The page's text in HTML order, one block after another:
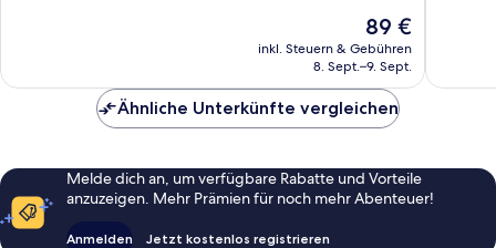
Der
Preis
beträgt
89 €
inkl. Steuern & Gebühren
8. Sept.–9. Sept.
Ähnliche Unterkünfte vergleichen
Melde dich an, um verfügbare Rabatte und Vorteile
anzuzeigen. Mehr Prämien für noch mehr Abenteuer!
Anmelden Jetzt kostenlos registrieren